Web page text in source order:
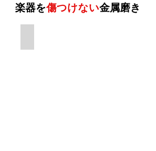
楽器を傷つけない金属磨き